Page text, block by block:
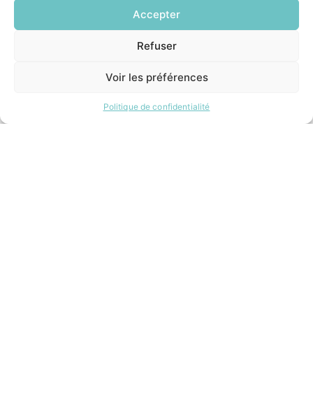
Accepter
Refuser
Voir les préférences
Politique de confidentialité